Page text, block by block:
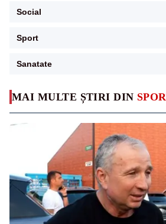
MAI MULTE ȘTIRI DIN
Social
Sport
Sanatate